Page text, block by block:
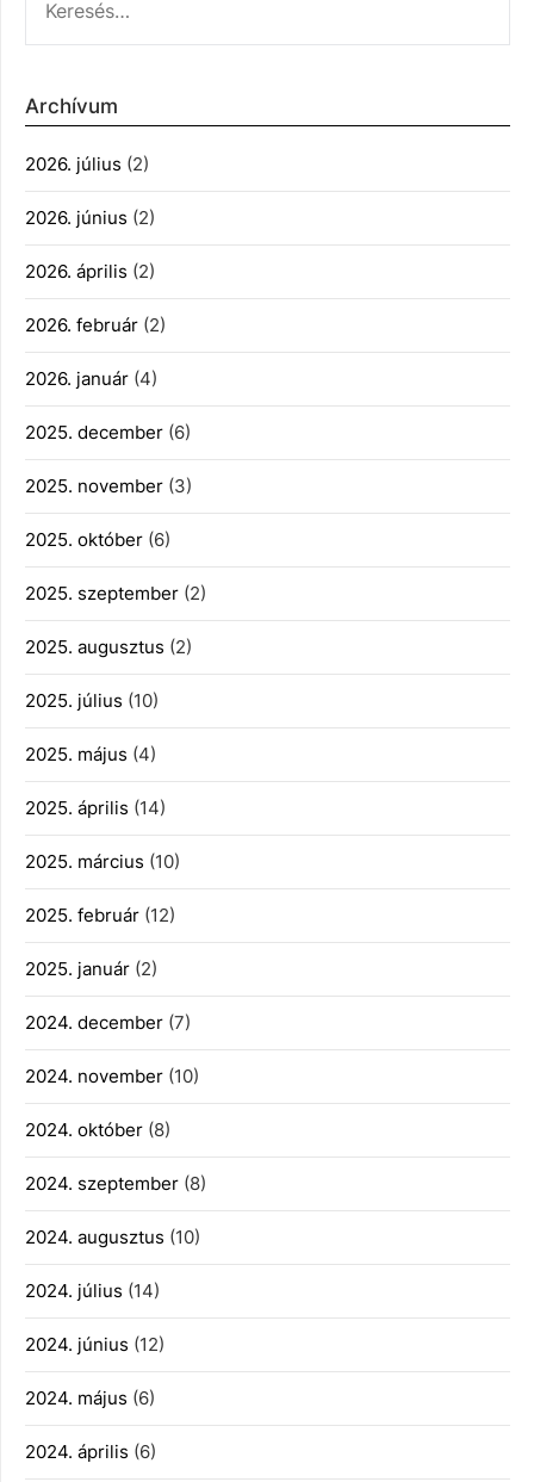
Archívum
2026. július (2)
2026. június (2)
2026. április (2)
2026. február (2)
2026. január (4)
2025. december (6)
2025. november (3)
2025. október (6)
2025. szeptember (2)
2025. augusztus (2)
2025. július (10)
2025. május (4)
2025. április (14)
2025. március (10)
2025. február (12)
2025. január (2)
2024. december (7)
2024. november (10)
2024. október (8)
2024. szeptember (8)
2024. augusztus (10)
2024. július (14)
2024. június (12)
2024. május (6)
2024. április (6)